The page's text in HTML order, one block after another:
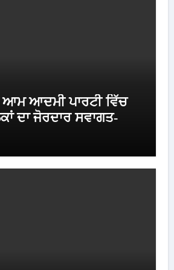
ਆਮ ਆਦਮੀ ਪਾਰਟੀ ਵਿੱਚ
ਦਾ ਜੋਰਦਾਰ ਸਵਾਗਤ-